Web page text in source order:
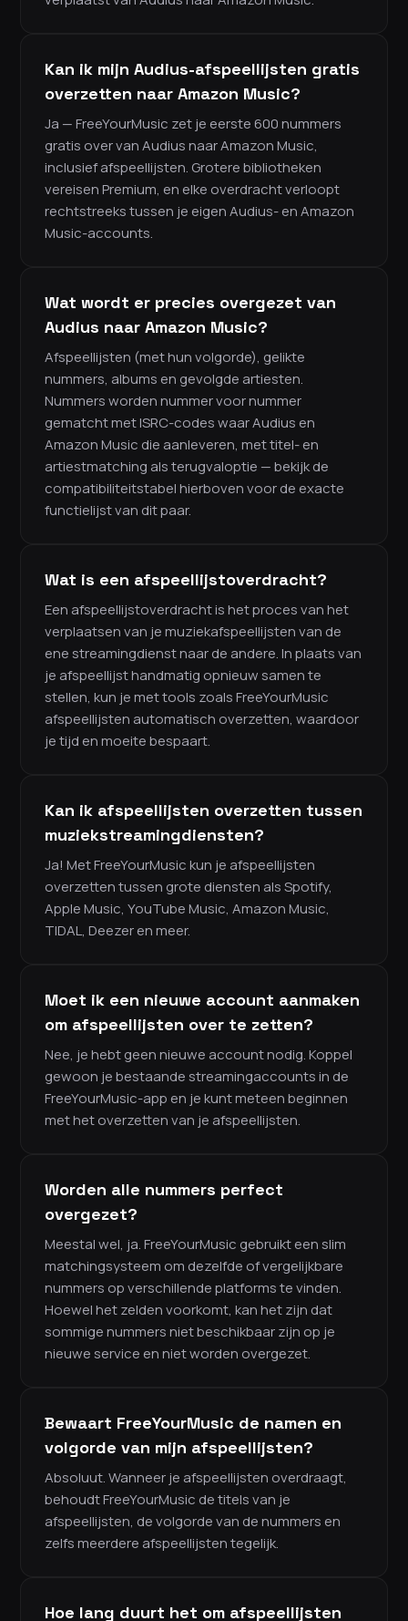
Kan ik mijn Audius-afspeellijsten gratis
overzetten naar Amazon Music?
Ja — FreeYourMusic zet je eerste 600 nummers
gratis over van Audius naar Amazon Music,
inclusief afspeellijsten. Grotere bibliotheken
vereisen Premium, en elke overdracht verloopt
rechtstreeks tussen je eigen Audius- en Amazon
Music-accounts.
Wat wordt er precies overgezet van
Audius naar Amazon Music?
Afspeellijsten (met hun volgorde), gelikte
nummers, albums en gevolgde artiesten.
Nummers worden nummer voor nummer
gematcht met ISRC-codes waar Audius en
Amazon Music die aanleveren, met titel- en
artiestmatching als terugvaloptie — bekijk de
compatibiliteitstabel hierboven voor de exacte
functielijst van dit paar.
Wat is een afspeellijstoverdracht?
Een afspeellijstoverdracht is het proces van het
verplaatsen van je muziekafspeellijsten van de
ene streamingdienst naar de andere. In plaats van
je afspeellijst handmatig opnieuw samen te
stellen, kun je met tools zoals FreeYourMusic
afspeellijsten automatisch overzetten, waardoor
je tijd en moeite bespaart.
Kan ik afspeellijsten overzetten tussen
muziekstreamingdiensten?
Ja! Met FreeYourMusic kun je afspeellijsten
overzetten tussen grote diensten als Spotify,
Apple Music, YouTube Music, Amazon Music,
TIDAL, Deezer en meer.
Moet ik een nieuwe account aanmaken
om afspeellijsten over te zetten?
Nee, je hebt geen nieuwe account nodig. Koppel
gewoon je bestaande streamingaccounts in de
FreeYourMusic-app en je kunt meteen beginnen
met het overzetten van je afspeellijsten.
Worden alle nummers perfect
overgezet?
Meestal wel, ja. FreeYourMusic gebruikt een slim
matchingsysteem om dezelfde of vergelijkbare
nummers op verschillende platforms te vinden.
Hoewel het zelden voorkomt, kan het zijn dat
sommige nummers niet beschikbaar zijn op je
nieuwe service en niet worden overgezet.
Bewaart FreeYourMusic de namen en
volgorde van mijn afspeellijsten?
Absoluut. Wanneer je afspeellijsten overdraagt,
behoudt FreeYourMusic de titels van je
afspeellijsten, de volgorde van de nummers en
zelfs meerdere afspeellijsten tegelijk.
Hoe lang duurt het om afspeellijsten